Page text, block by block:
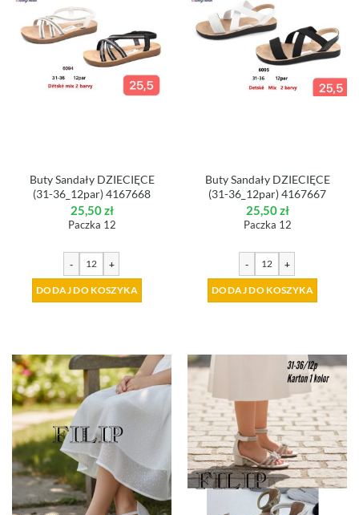
Buty Sandały DZIECIĘCE
(31-36_12par) 4167668
25,50zł
Paczka 12
- +
DODAJ DO KOSZYKA
Buty Sandały DZIECIĘCE
(31-36_12par) 4167667
25,50zł
Paczka 12
- +
DODAJ DO KOSZYKA